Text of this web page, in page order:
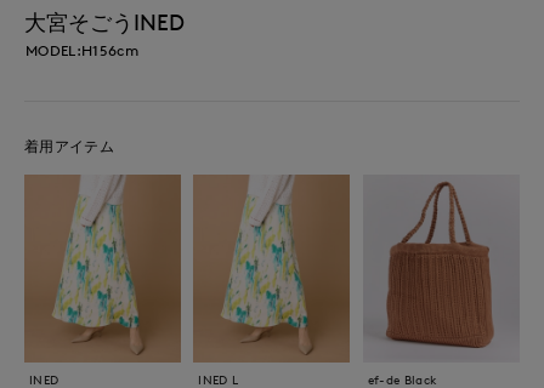
大宮そごうINED
MODEL:H156cm
着用アイテム
INED
INED L
ef-de Black